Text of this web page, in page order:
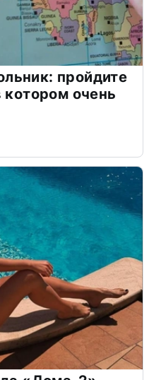
пройдите
котором очень